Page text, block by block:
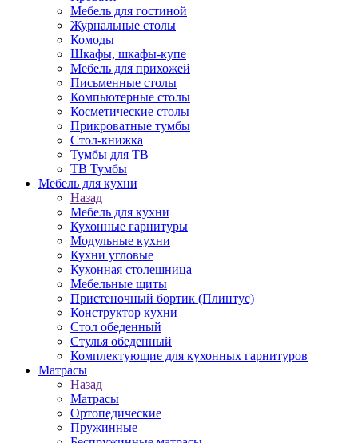
Мебель для гостиной
Журнальные столы
Комоды
Шкафы, шкафы-купе
Мебель для прихожей
Письменные столы
Компьютерные столы
Косметические столы
Прикроватные тумбы
Стол-книжка
Тумбы для ТВ
ТВ Тумбы
Мебель для кухни
Назад
Мебель для кухни
Кухонные гарнитуры
Модульные кухни
Кухни угловые
Кухонная столешница
Мебельные щиты
Пристеночный бортик (Плинтус)
Конструктор кухни
Стол обеденный
Стулья обеденный
Комплектующие для кухонных гарнитуров
Матраcы
Назад
Матраcы
Ортопедические
Пружинные